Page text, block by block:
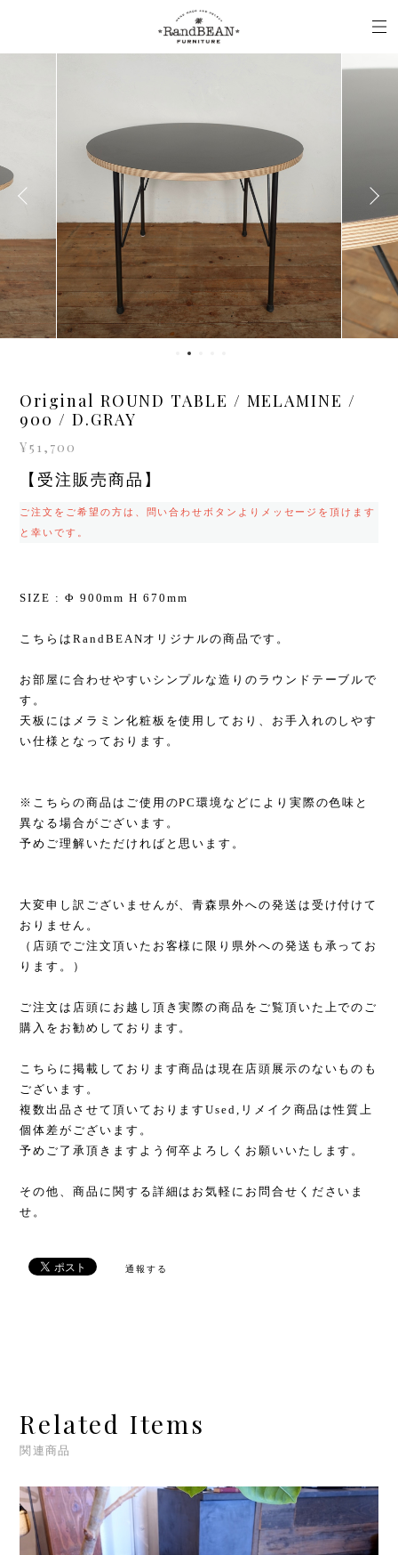
Original ROUND TABLE / MELAMINE /
900 / D.GRAY
¥51,700
【受注販売商品】
ご注文をご希望の方は、問い合わせボタンよりメッセージを頂けます
と幸いです。
SIZE : Φ 900mm H 670mm
こちらはRandBEANオリジナルの商品です。
お部屋に合わせやすいシンプルな造りのラウンドテーブルで
す。
天板にはメラミン化粧板を使用しており、お手入れのしやす
い仕様となっております。
※こちらの商品はご使用のPC環境などにより実際の色味と
異なる場合がございます。
予めご理解いただければと思います。
大変申し訳ございませんが、青森県外への発送は受け付けて
おりません。
（店頭でご注文頂いたお客様に限り県外への発送も承ってお
ります。）
ご注文は店頭にお越し頂き実際の商品をご覧頂いた上でのご
購入をお勧めしております。
こちらに掲載しております商品は現在店頭展示のないものも
ございます。
複数出品させて頂いておりますUsed,リメイク商品は性質上
個体差がございます。
予めご了承頂きますよう何卒よろしくお願いいたします。
その他、商品に関する詳細はお気軽にお問合せくださいま
せ。
通報する
Related Items
関連商品